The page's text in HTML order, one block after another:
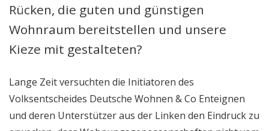
Rücken, die guten und günstigen
Wohnraum bereitstellen und unsere
Kieze mit gestalteten?
Lange Zeit versuchten die Initiatoren des
Volksentscheides Deutsche Wohnen & Co Enteignen
und deren Unterstützer aus der Linken den Eindruck zu